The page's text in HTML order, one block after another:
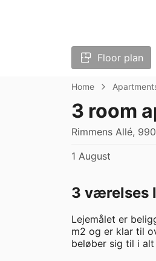
Floor plan
Home
3 room
Rimmens Allé,
1 August
3 værelses
Lejemålet er
m2 og er klar til
beløber sig til i alt